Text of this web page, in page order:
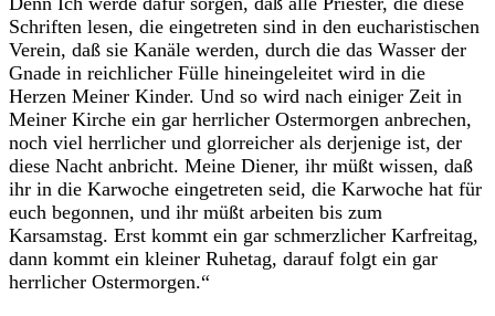
Schriften lesen, die eingetreten sind in den eucharistischen
Verein, daß sie Kanäle werden, durch die das Wasser der
Gnade in reichlicher Fülle hineingeleitet wird in die
Herzen Meiner Kinder. Und so wird nach einiger Zeit in
Meiner Kirche ein gar herrlicher Ostermorgen anbrechen,
noch viel herrlicher und glorreicher als derjenige ist, der
diese Nacht anbricht. Meine Diener, ihr müßt wissen, daß
ihr in die Karwoche eingetreten seid, die Karwoche hat für
euch begonnen, und ihr müßt arbeiten bis zum
Karsamstag. Erst kommt ein gar schmerzlicher Karfreitag,
dann kommt ein kleiner Ruhetag, darauf folgt ein gar
herrlicher Ostermorgen.“